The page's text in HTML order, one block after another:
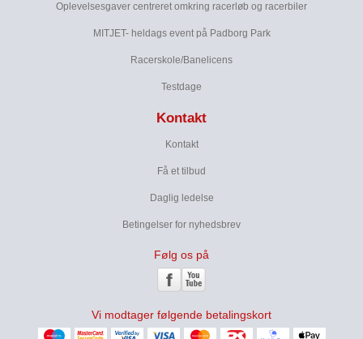
Oplevelsesgaver centreret omkring racerløb og racerbiler
MITJET- heldags event på Padborg Park
Racerskole/Banelicens
Testdage
Kontakt
Kontakt
Få et tilbud
Daglig ledelse
Betingelser for nyhedsbrev
Følg os på
Vi modtager følgende betalingskort